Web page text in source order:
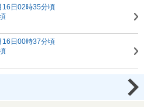
16日02時35分頃
16日00時37分頃